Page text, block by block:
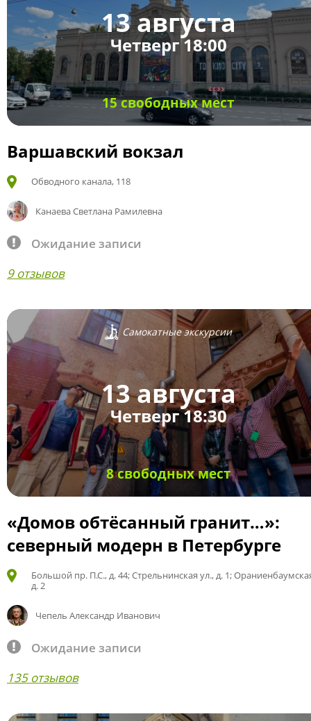
13 августа
Четверг 18:00
15 свободных мест
Варшавский вокзал
Обводного канала, 118
Канаева Светлана Рамилевна
Ожидание записи
9 отзывов
Самокатные экскурсии
13 августа
Четверг 18:30
8 свободных мест
«Домов обтёсанный гранит…»:
северный модерн в Петербурге
Большой пр. П.С., д. 44; Стрельнинская ул., д. 1;
д. 2
Чепель Александр Иванович
Ожидание записи
135 отзывов